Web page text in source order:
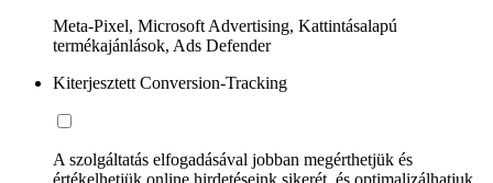
Meta-Pixel, Microsoft Advertising, Kattintásalapú
termékajánlások, Ads Defender
Kiterjesztett Conversion-Tracking
A szolgáltatás elfogadásával jobban megérthetjük és